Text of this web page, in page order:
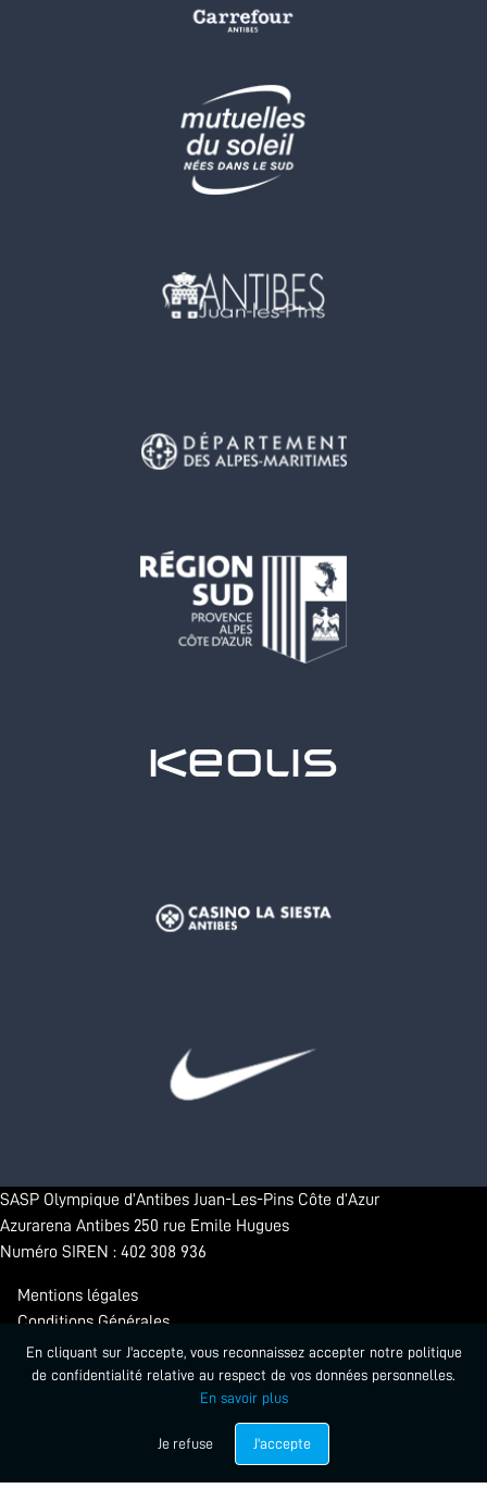
SASP Olympique d’Antibes Juan-Les-Pins Côte d’Azur
Azurarena Antibes 250 rue Emile Hugues
Numéro SIREN : 402 308 936
Mentions légales
Conditions Générales
Confidentialité
© 2026 - Antibes Sharks. Tous droits réservés.
Propulsé par Startlead
En cliquant sur J'accepte, vous reconnaissez accepter notre politique
de confidentialité relative au respect de vos données personnelles.
En savoir plus
Je refuse J'accepte